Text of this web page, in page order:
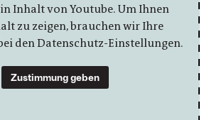
Inhalt von Youtube. Um Ihnen
zu zeigen, brauchen wir Ihre
den Datenschutz-Einstellungen.
Zustimmung geben